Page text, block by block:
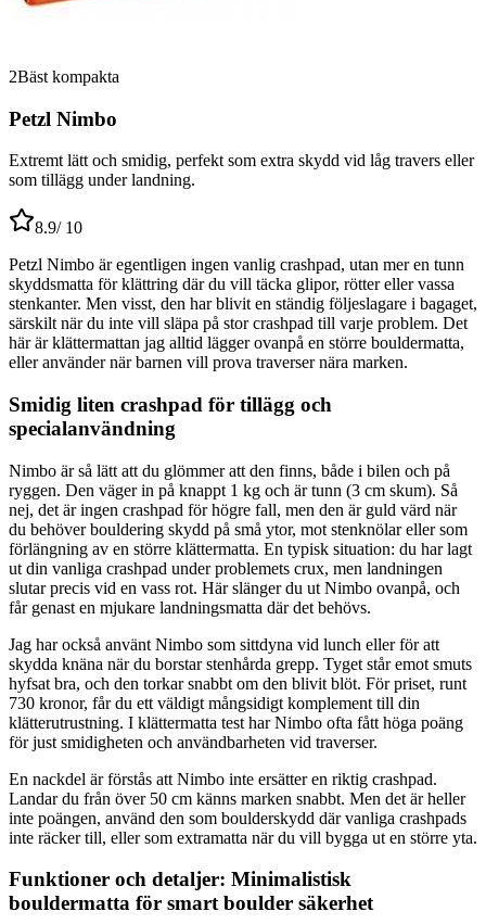
2Bäst kompakta
Petzl Nimbo
Extremt lätt och smidig, perfekt som extra skydd vid låg travers eller
som tillägg under landning.
8.9/ 10
Petzl Nimbo är egentligen ingen vanlig crashpad, utan mer en tunn
skyddsmatta för klättring där du vill täcka glipor, rötter eller vassa
stenkanter. Men visst, den har blivit en ständig följeslagare i bagaget,
särskilt när du inte vill släpa på stor crashpad till varje problem. Det
här är klättermattan jag alltid lägger ovanpå en större bouldermatta,
eller använder när barnen vill prova traverser nära marken.
Smidig liten crashpad för tillägg och
specialanvändning
Nimbo är så lätt att du glömmer att den finns, både i bilen och på
ryggen. Den väger in på knappt 1 kg och är tunn (3 cm skum). Så
nej, det är ingen crashpad för högre fall, men den är guld värd när
du behöver bouldering skydd på små ytor, mot stenknölar eller som
förlängning av en större klättermatta. En typisk situation: du har lagt
ut din vanliga crashpad under problemets crux, men landningen
slutar precis vid en vass rot. Här slänger du ut Nimbo ovanpå, och
får genast en mjukare landningsmatta där det behövs.
Jag har också använt Nimbo som sittdyna vid lunch eller för att
skydda knäna när du borstar stenhårda grepp. Tyget står emot smuts
hyfsat bra, och den torkar snabbt om den blivit blöt. För priset, runt
730 kronor, får du ett väldigt mångsidigt komplement till din
klätterutrustning. I klättermatta test har Nimbo ofta fått höga poäng
för just smidigheten och användbarheten vid traverser.
En nackdel är förstås att Nimbo inte ersätter en riktig crashpad.
Landar du från över 50 cm känns marken snabbt. Men det är heller
inte poängen, använd den som boulderskydd där vanliga crashpads
inte räcker till, eller som extramatta när du vill bygga ut en större yta.
Funktioner och detaljer: Minimalistisk
bouldermatta för smart boulder säkerhet